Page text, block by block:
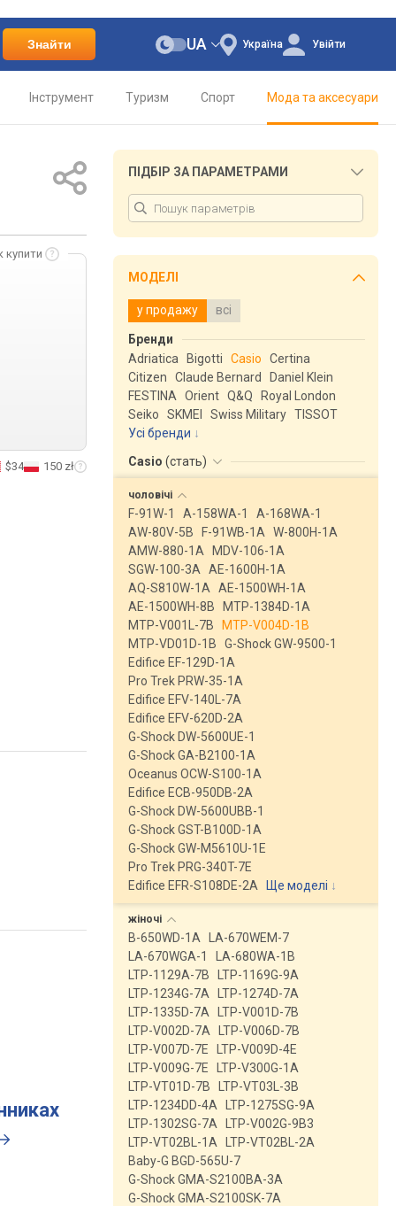
Знайти Україна
UA Увійти
Інструмент Туризм Спорт Мода та аксесуари
купити
$34 150 zł
ПІДБІР ЗА ПАРАМЕТРАМИ
МОДЕЛІ
у продажу всі
Бренди
Adriatica
Bigotti Casio
Certina
Citizen
Claude Bernard
Daniel Klein
FESTINA
Orient Q&Q
Royal London
Seiko
SKMEI Swiss Military TISSOT
Усі бренди
Casio (стать)
чоловічі
F-91W-1 A-158WA-1
A-168WA-1
AW-80V-5B
F-91WB-1A
W-800H-1A
AMW-880-1A
MDV-106-1A
SGW-100-3A
AE-1600H-1A
AQ-S810W-1A
AE-1500WH-1A
AE-1500WH-8B
MTP-1384D-1A
MTP-V001L-7B
MTP-V004D-1B
MTP-VD01D-1B
G-Shock GW-9500-1
Edifice EF-129D-1A
Pro Trek PRW-35-1A
Edifice EFV-140L-7A
Edifice EFV-620D-2A
G-Shock DW-5600UE-1
G-Shock GA-B2100-1A
Oceanus OCW-S100-1A
Edifice ECB-950DB-2A
G-Shock DW-5600UBB-1
G-Shock GST-B100D-1A
G-Shock GW-M5610U-1E
Pro Trek PRG-340T-7E
Edifice EFR-S108DE-2A
Ще моделі ↓
жіночі
B-650WD-1A
LA-670WEM-7
LA-670WGA-1
LA-680WA-1B
LTP-1129A-7B
LTP-1169G-9A
LTP-1234G-7A
LTP-1274D-7A
LTP-1335D-7A
LTP-V001D-7B
LTP-V002D-7A
LTP-V006D-7B
LTP-V007D-7E
LTP-V009D-4E
LTP-V009G-7E
LTP-V300G-1A
LTP-VT01D-7B
LTP-VT03L-3B
LTP-1234DD-4A
LTP-1275SG-9A
LTP-1302SG-7A
LTP-V002G-9B3
LTP-VT02BL-1A
LTP-VT02BL-2A
Baby-G BGD-565U-7
G-Shock GMA-S2100BA-3A
G-Shock GMA-S2100SK-7A